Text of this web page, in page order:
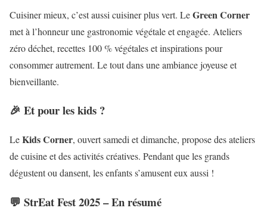
Cuisiner mieux, c’est aussi cuisiner plus vert. LeGreen Corner
met à l’honneur une gastronomie végétale et engagée. Ateliers
zéro déchet, recettes 100 % végétales et inspirations pour
consommer autrement. Le tout dans une ambiance joyeuse et
bienveillante.
🎉 Et pour les kids ?
LeKids Corner, ouvert samedi et dimanche, propose des ateliers
de cuisine et des activités créatives. Pendant que les grands
dégustent ou dansent, les enfants s’amusent eux aussi !
💬 StrEat Fest 2025 – En résumé